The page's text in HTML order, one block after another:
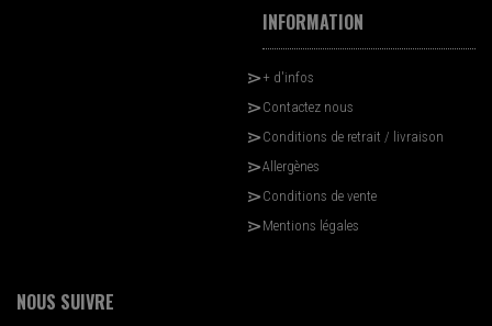
INFORMATION
+ d'infos
Contactez nous
Conditions de retrait / livraison
Allergènes
Conditions de vente
Mentions légales
NOUS SUIVRE